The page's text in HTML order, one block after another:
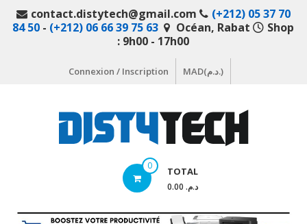
contact.distytech@gmail.com
(+212) 05 37 70
84 50 - (+212) 06 66 39 75 63 Océan, Rabat
Shop
: 9h00 - 17h00
Connexion / Inscription MAD(د.م.)
en
0 TOTAL
د.م. 0.00